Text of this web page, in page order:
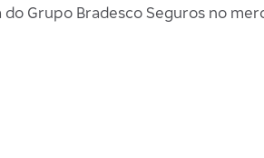
Grupo Bradesco Seguros no